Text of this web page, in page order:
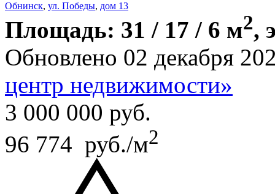
Обнинск, ул. Победы, дом 13
Площадь: 31 / 17 / 6 м2,
Обновлено 02 декабря
центр недвижимости»
3 000 000 руб.
96 774 руб./м2